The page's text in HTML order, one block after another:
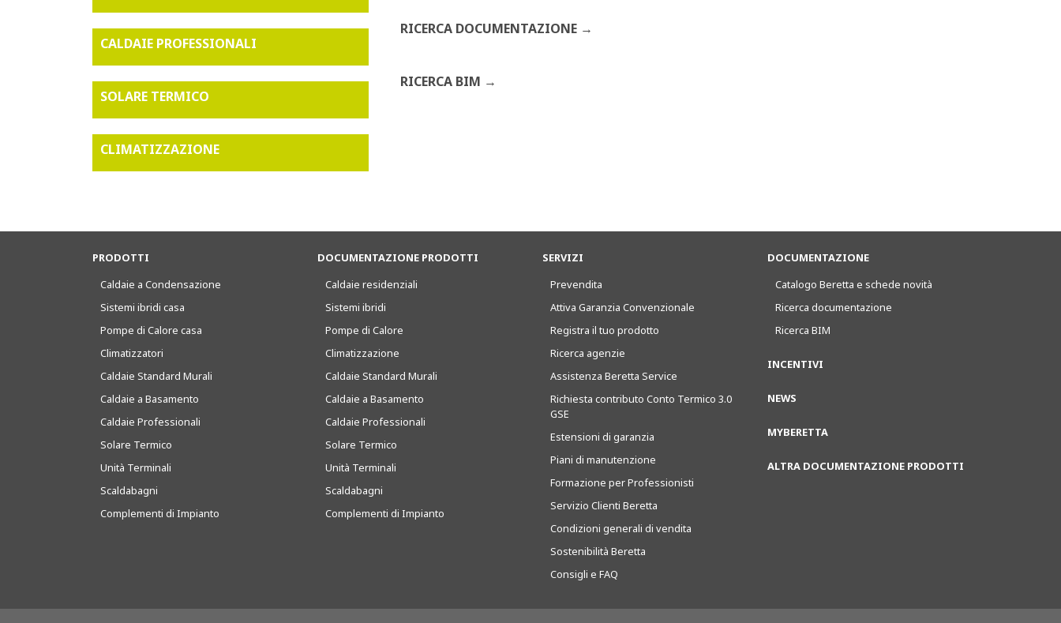
CALDAIE PROFESSIONALI
SOLARE TERMICO
CLIMATIZZAZIONE
RICERCA DOCUMENTAZIONE
RICERCA BIM
PRODOTTI
Caldaie a Condensazione
Sistemi ibridi casa
Pompe di Calore casa
Climatizzatori
Caldaie Standard Murali
Caldaie a Basamento
Caldaie Professionali
Solare Termico
Unità Terminali
Scaldabagni
Complementi di Impianto
DOCUMENTAZIONE PRODOTTI
Caldaie residenziali
Sistemi ibridi
Pompe di Calore
Climatizzazione
Caldaie Standard Murali
Caldaie a Basamento
Caldaie Professionali
Solare Termico
Unità Terminali
Scaldabagni
Complementi di Impianto
SERVIZI
Prevendita
Attiva Garanzia Convenzionale
Registra il tuo prodotto
Ricerca agenzie
Assistenza Beretta Service
Richiesta contributo Conto Termico 3.0
GSE
Estensioni di garanzia
Piani di manutenzione
Formazione per Professionisti
Servizio Clienti Beretta
Condizioni generali di vendita
Sostenibilità Beretta
Consigli e FAQ
DOCUMENTAZIONE
Catalogo Beretta e schede novità
Ricerca documentazione
Ricerca BIM
INCENTIVI
NEWS
MYBERETTA
ALTRA DOCUMENTAZIONE PRODOTTI